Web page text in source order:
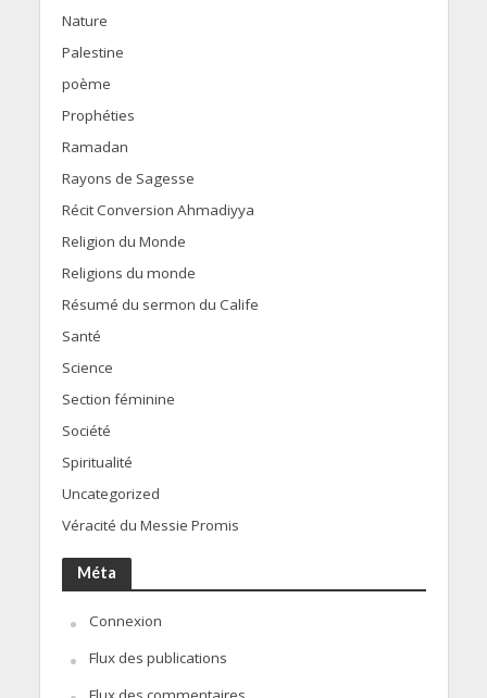
Nature
Palestine
poème
Prophéties
Ramadan
Rayons de Sagesse
Récit Conversion Ahmadiyya
Religion du Monde
Religions du monde
Résumé du sermon du Calife
Santé
Science
Section féminine
Société
Spiritualité
Uncategorized
Véracité du Messie Promis
Méta
Connexion
Flux des publications